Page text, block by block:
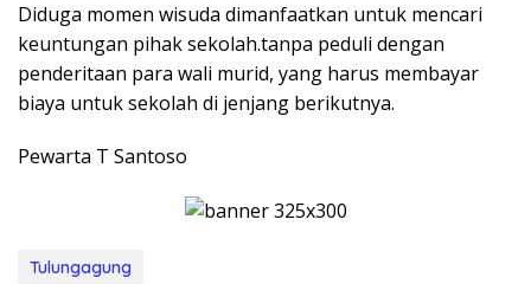
Diduga momen wisuda dimanfaatkan untuk mencari
keuntungan pihak sekolah.tanpa peduli dengan
penderitaan para wali murid, yang harus membayar
biaya untuk sekolah di jenjang berikutnya.
Pewarta T Santoso
Tulungagung